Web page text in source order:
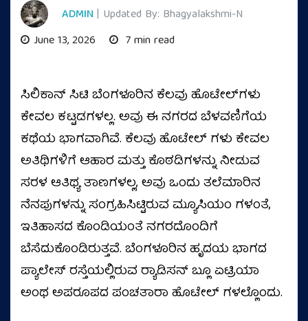
ADMIN | Updated By: Bhagyalakshmi-N
June 13, 2026
7 min read
ಸಿಲಿಕಾನ್ ಸಿಟಿ ಬೆಂಗಳೂರಿನ ಕೆಲವು ಹೊಟೇಲ್‌ಗಳು
ಕೇವಲ ಕಟ್ಟಡಗಳಲ್ಲ. ಅವು ಈ ನಗರದ ಬೆಳವಣಿಗೆಯ
ಕಥೆಯ ಭಾಗವಾಗಿವೆ. ಕೆಲವು ಹೊಟೇಲ್ ಗಳು ಕೇವಲ
ಅತಿಥಿಗಳಿಗೆ ಆಹಾರ ಮತ್ತು ಕೊಠಡಿಗಳನ್ನು ನೀಡುವ
ಸರಳ ಆತಿಥ್ಯ ತಾಣಗಳಲ್ಲ, ಅವು ಒಂದು ತಲೆಮಾರಿನ
ನೆನಪುಗಳನ್ನು ಸಂಗ್ರಹಿಸಿಟ್ಟಿರುವ ಮ್ಯೂಸಿಯಂ ಗಳಂತೆ,
ಇತಿಹಾಸದ ಕೊಂಡಿಯಂತೆ ನಗರದೊಂದಿಗೆ
ಬೆಸೆದುಕೊಂಡಿರುತ್ತವೆ. ಬೆಂಗಳೂರಿನ ಹೃದಯ ಭಾಗದ
ಪ್ಯಾಲೇಸ್ ರಸ್ತೆಯಲ್ಲಿರುವ ರ‍್ಯಾಡಿಸನ್ ಬ್ಲೂ ಏಟ್ರಿಯಾ
ಅಂಥ ಅಪರೂಪದ ಪಂಚತಾರಾ ಹೊಟೇಲ್ ಗಳಲ್ಲೊಂದು.